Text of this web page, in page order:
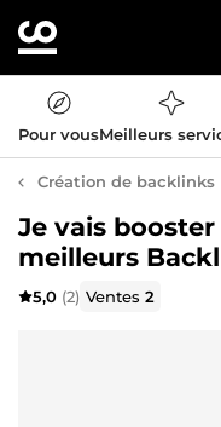
Pour vousMeilleurs
Création de backlinks
Je vais
meilleurs
5,0 (2) Ventes2